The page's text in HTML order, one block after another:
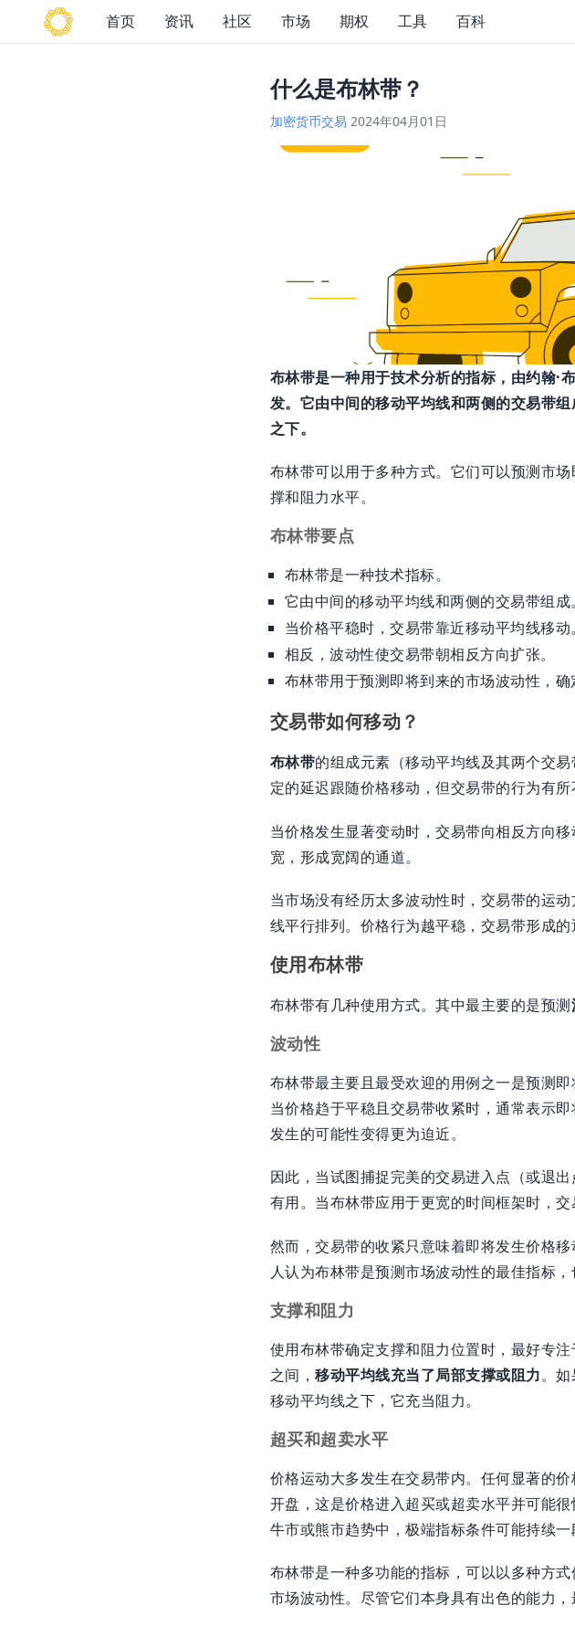
首页 资讯 社区 市场 期权 工具 百科
什么是布林带？
加密货币交易 2024年04月01日
布林带是一种用于技术分析的指标，由约翰
发。它由中间的移动平均线和两侧的交易带
之下。
布林带可以用于多种方式。它们可以预测市
撑和阻力水平。
布林带要点
布林带是一种技术指标。
它由中间的移动平均线和两侧的交易带组成。
当价格平稳时，交易带靠近移动平均线移动。
相反，波动性使交易带朝相反方向扩张。
布林带用于预测即将到来的市场波动性，
交易带如何移动？
布林带的组成元素（移动平均线及其两个交
定的延迟跟随价格移动，但交易带的行为有所
当价格发生显著变动时，交易带向相反方向
宽，形成宽阔的通道。
当市场没有经历太多波动性时，交易带的运
线平行排列。价格行为越平稳，交易带形成的
使用布林带
布林带有几种使用方式。其中最主要的是预测
波动性
布林带最主要且最受欢迎的用例之一是预测
当价格趋于平稳且交易带收紧时，通常表示
发生的可能性变得更为迫近。
因此，当试图捕捉完美的交易进入点（或退
有用。当布林带应用于更宽的时间框架时，
然而，交易带的收紧只意味着即将发生价格
人认为布林带是预测市场波动性的最佳指标
支撑和阻力
使用布林带确定支撑和阻力位置时，最好专
之间，移动平均线充当了局部支撑或阻力。
移动平均线之下，它充当阻力。
超买和超卖水平
价格运动大多发生在交易带内。任何显著的
开盘，这是价格进入超买或超卖水平并可能
牛市或熊市趋势中，极端指标条件可能持续一
布林带是一种多功能的指标，可以以多种方
市场波动性。尽管它们本身具有出色的能力